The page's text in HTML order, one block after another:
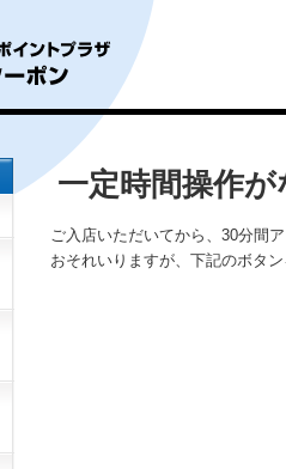
一定時間操作
ご入店いただいてから、30分間
おそれいりますが、下記のボタ